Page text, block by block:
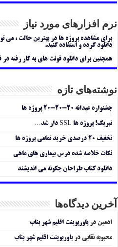
نرم افزارهای مورد نیاز
برای مشاهده پروژه ها در بهترین حالت ، می
دانلود کرده و استفاده کنید.
همچنین برای دانلود فونت های به کار رفته
نوشته‌های تازه
جشنواره عیدانه ۲۰-۲۰-۲۰ پروژه ها
تبریک! پروژه ها SSL دار شد…
تخفیف ۲۰ درصدی خرید تمامی پروژه ها
نکات خلاصه شده درس بیماری های ماهی
دانلود کتاب طراحان چگونه می اندیشند
آخرین دیدگاه‌ها
ادمین درپاورپوینت اقلیم شهر بناب
محبوبه نقابی درپاورپوینت اقلیم شهر بناب